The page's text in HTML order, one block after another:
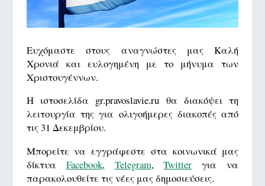
Ευχόμαστε στους αναγνώστες μας Καλή
Χρονιά και ευλογημένη με το μήνυμα των
Χριστουγέννων.
Η ιστοσελίδα gr.pravoslavie.ru θα διακόψει τη
λειτουργία της για ολιγοήμερες διακοπές από
τις 31 Δεκεμβρίου.
Μπορείτε να εγγράφεστε στα κοινωνικά μας
δίκτυα Facebοok, Telegram,Twitter για να
παρακολουθείτε τις νέες μας δημοσιεύσεις.